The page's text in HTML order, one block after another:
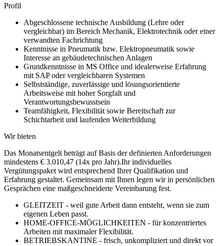
Profil
Abgeschlossene technische Ausbildung (Lehre oder
vergleichbar) im Bereich Mechanik, Elektrotechnik oder einer
verwandten Fachrichtung
Kenntnisse in Pneumatik bzw. Elektropneumatik sowie
Interesse an gebäudetechnischen Anlagen
Grundkenntnisse in MS Office und idealerweise Erfahrung
mit SAP oder vergleichbaren Systemen
Selbstständige, zuverlässige und lösungsorientierte
Arbeitsweise mit hoher Sorgfalt und
Verantwortungsbewusstsein
Teamfähigkeit, Flexibilität sowie Bereitschaft zur
Schichtarbeit und laufenden Weiterbildung
Wir bieten
Das Monatsentgelt beträgt auf Basis der definierten Anforderungen
mindestens € 3.010,47 (14x pro Jahr).Ihr individuelles
Vergütungspaket wird entsprechend Ihrer Qualifikation und
Erfahrung gestaltet. Gemeinsam mit Ihnen legen wir in persönlichen
Gesprächen eine maßgeschneiderte Vereinbarung fest.
GLEITZEIT - weil gute Arbeit dann entsteht, wenn sie zum
eigenen Leben passt.
HOME-OFFICE-MÖGLICHKEITEN - für konzentriertes
Arbeiten mit maximaler Flexibilität.
BETRIEBSKANTINE - frisch, unkompliziert und direkt vor